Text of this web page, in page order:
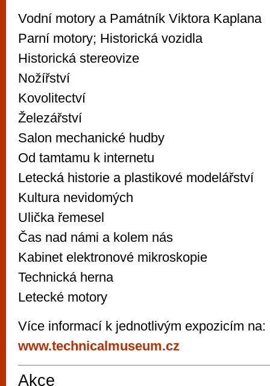
Vodní motory a Památník Viktora Kaplana
Parní motory; Historická vozidla
Historická stereovize
Nožířství
Kovolitectví
Železářství
Salon mechanické hudby
Od tamtamu k internetu
Letecká historie a plastikové modelářství
Kultura nevidomých
Ulička řemesel
Čas nad námi a kolem nás
Kabinet elektronové mikroskopie
Technická herna
Letecké motory
Více informací k jednotlivým expozicím na:
www.technicalmuseum.cz
Akce